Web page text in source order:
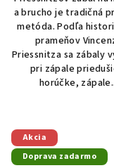
5
a brucho je tradičná
metóda. Podľa
prameňov
Priessnitza sa zábaly
pri zápale
horúčke,
Akcia
Doprava zadarmo